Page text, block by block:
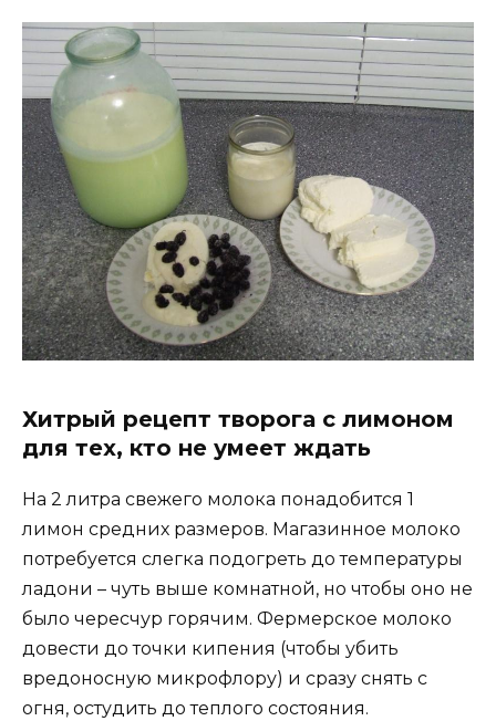
Хитрый рецепт творога с лимоном
для тех, кто не умеет ждать
На 2 литра свежего молока понадобится 1
лимон средних размеров. Магазинное молоко
потребуется слегка подогреть до температуры
ладони – чуть выше комнатной, но чтобы оно не
было чересчур горячим. Фермерское молоко
довести до точки кипения (чтобы убить
вредоносную микрофлору) и сразу снять с
огня, остудить до теплого состояния.